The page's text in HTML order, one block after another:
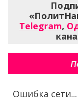
Telegram,
Ошибка сети...